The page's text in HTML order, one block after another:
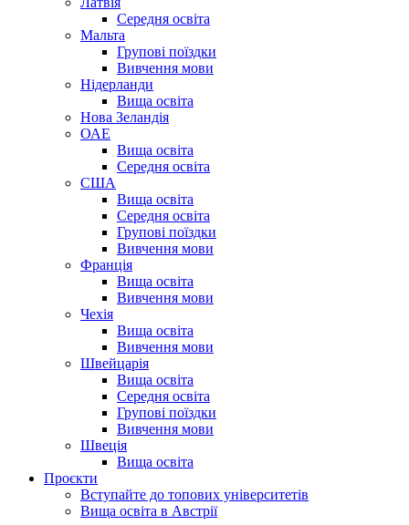
Середня освіта
Мальта
Групові поїздки
Вивчення мови
Нідерланди
Вища освіта
Нова Зеландія
ОАЕ
Вища освіта
Середня освіта
США
Вища освіта
Середня освіта
Групові поїздки
Вивчення мови
Франція
Вища освіта
Вивчення мови
Чехія
Вища освіта
Вивчення мови
Швейцарія
Вища освіта
Середня освіта
Групові поїздки
Вивчення мови
Швеція
Вища освіта
Проєкти
Вступайте до топових університетів
Вища освіта в Австрії